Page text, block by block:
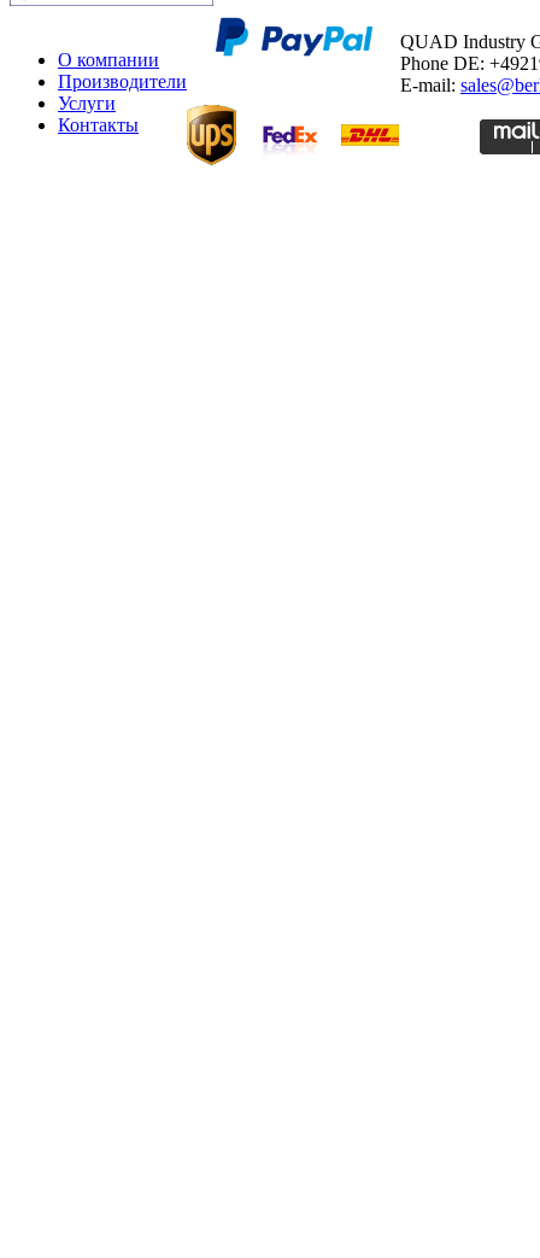
О компании
Производители
Услуги
Контакты
QUAD Industry
Phone DE:
E-mail: